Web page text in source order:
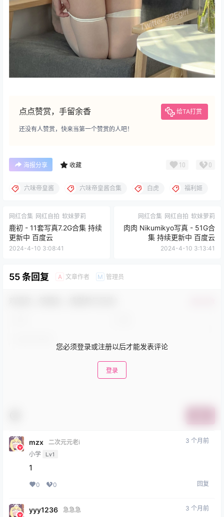
点点赞赏，手留余香 给TA打赏
还没有人赞赏，快来当第一个赞赏的人吧！
海报分享 收藏 10 0
六味帝皇酱 六味帝皇酱合集 白虎 福利姬
网红合集 网红自拍 软妹萝莉
鹿初 - 11套写真7.2G合集 持续
更新中 百度云
2024-4-10 3:08:41
网红合集 网红自拍 软妹萝莉
肉肉 Nikumikyo写真 - 51G合
集 持续更新中 百度云
2024-4-10 3:13:41
55 条回复 A 文章作者 M 管理员
您必须登录或注册以后才能发表评论
登录
mzx
二次元元老i
小学 Lv1
3 个月前
1
0 0 回复
yyy1236
急急急
3 个月前